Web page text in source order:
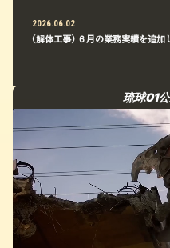
2026.06.02
(解体工事) ６月の業務実績を追加
琉球01